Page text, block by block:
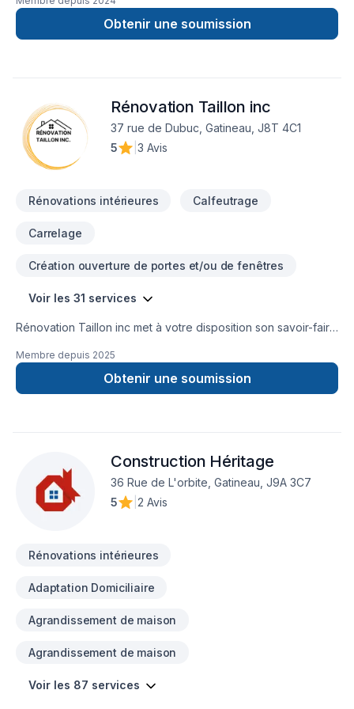
offerts :Peinture résidentielle – intérieur & extérieur Québec /
OntarioPeinture commerciale/Ontario seulement - intérieur
&extérieurRemplacement de portes et moulures, moulures de
solutions adaptées à vos besoins.Construction garage,
remise, balcon Finition maison neuve/Ontario seulement
Pourquoi nous choisir?✅ Expertise et qualité
professionnelle✅ Respect des délais et de votre budget✅
Service personnalisé adapté à vos besoins
Obtenir une soumission
Rénovation Taillon inc
37 rue de Dubuc, Gatineau, J8T 4C1
5
3 Avis
Rénovations intérieures Calfeutrage
Carrelage
Création ouverture de portes et/ou de fenêtres
Voir les 31 services
Rénovation Taillon inc met à votre disposition son savoir-faire
Démolition, Garage, Gypse, Isolation mur, Isolation sous-sol,
Peinture, Plancher, Rénovation générale, Salle de bain, Sous-
sol, Tirage de joint pour embellir vos espaces à Outaouais.
réalité. Contactez-nous dès maintenant.
Membre depuis 2025
Obtenir une soumission
Construction Héritage
36 Rue de L'orbite, Gatineau, J9A 3C7
5
2 Avis
Rénovations intérieures
Adaptation Domiciliaire
Agrandissement de maison
Agrandissement de maison
Voir les 87 services